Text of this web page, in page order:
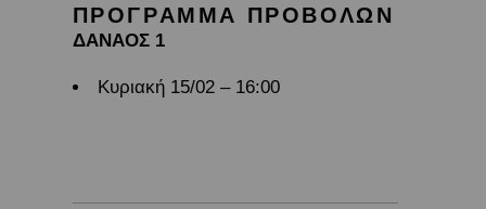
ΠΡΟΓΡΑΜΜΑ ΠΡΟΒΟΛΩΝ
ΔΑΝΑΟΣ 1
Κυριακή 15/02 – 16:00